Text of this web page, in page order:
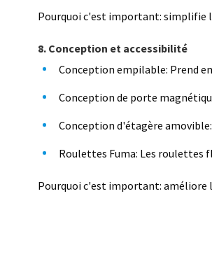
Pourquoi c'est important: simplifie
8. Conception et accessibilité
Conception empilable: Prend
Conception de porte
Conception d'étagère
Roulettes Fuma: Les roulettes
Pourquoi c'est important: améliore